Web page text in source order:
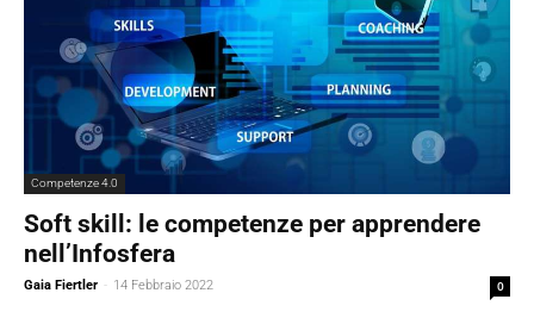
Competenze 4.0
Soft skill: le competenze per apprendere
nell’Infosfera
Gaia Fiertler - 14 Febbraio 2022 0